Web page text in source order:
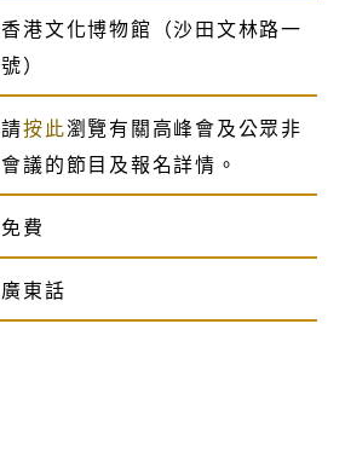
香港文化博物館（沙田文林路一
號）
請按此瀏覽有關高峰會及公眾非
會議的節目及報名詳情。
免費
廣東話